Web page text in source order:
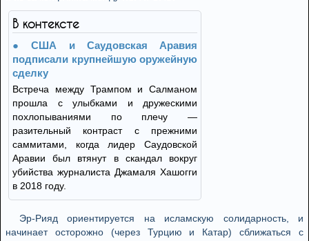
В контексте
США и Саудовская Аравия
подписали крупнейшую оружейную
сделку
Встреча между Трампом и Салманом
прошла с улыбками и дружескими
похлопываниями по плечу —
разительный контраст с прежними
саммитами, когда лидер Саудовской
Аравии был втянут в скандал вокруг
убийства журналиста Джамаля Хашогги
в 2018 году.
Эр-Рияд ориентируется на исламскую солидарность, и
начинает осторожно (через Турцию и Катар) сближаться с